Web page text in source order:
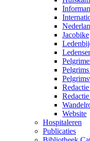
Jacobike
Website
Hospitaleren
Publicaties